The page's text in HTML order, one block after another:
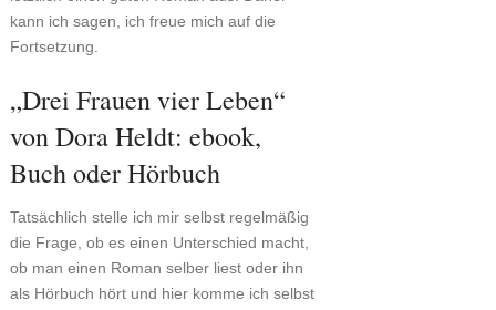
kann ich sagen, ich freue mich auf die
Fortsetzung.
„Drei Frauen vier Leben“
von Dora Heldt: ebook,
Buch oder Hörbuch
Tatsächlich stelle ich mir selbst regelmäßig
die Frage, ob es einen Unterschied macht,
ob man einen Roman selber liest oder ihn
als Hörbuch hört und hier komme ich selbst